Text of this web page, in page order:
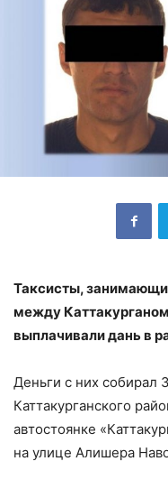
Таксисты,
между
выплачивали дань в
Деньги с них собирал
Каттакурганского
автостоянке
на улице Алишера